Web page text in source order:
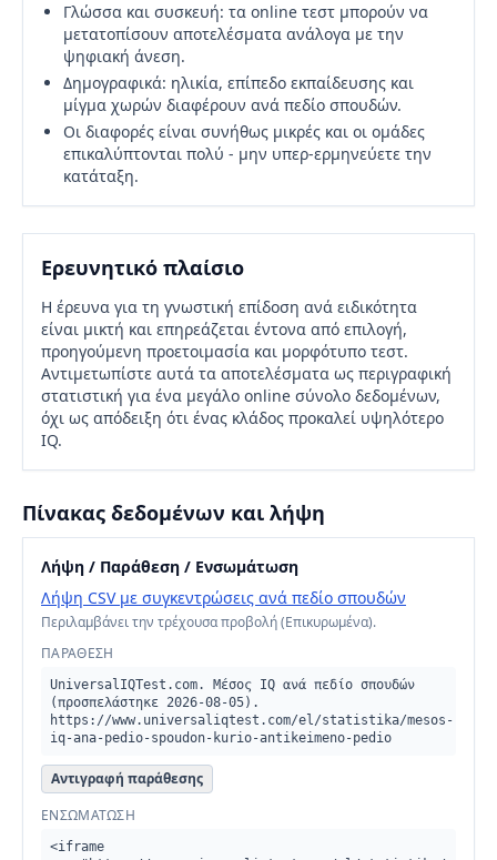
Γλώσσα και συσκευή: τα online τεστ μπορούν να
μετατοπίσουν αποτελέσματα ανάλογα με την
ψηφιακή άνεση.
Δημογραφικά: ηλικία, επίπεδο εκπαίδευσης και
μίγμα χωρών διαφέρουν ανά πεδίο σπουδών.
Οι διαφορές είναι συνήθως μικρές και οι ομάδες
επικαλύπτονται πολύ - μην υπερ-ερμηνεύετε την
κατάταξη.
Ερευνητικό πλαίσιο
Η έρευνα για τη γνωστική επίδοση ανά ειδικότητα
είναι μικτή και επηρεάζεται έντονα από επιλογή,
προηγούμενη προετοιμασία και μορφότυπο τεστ.
Αντιμετωπίστε αυτά τα αποτελέσματα ως περιγραφική
στατιστική για ένα μεγάλο online σύνολο δεδομένων,
όχι ως απόδειξη ότι ένας κλάδος προκαλεί υψηλότερο
IQ.
Πίνακας δεδομένων και λήψη
Λήψη / Παράθεση / Ενσωμάτωση
Λήψη CSV με συγκεντρώσεις ανά πεδίο σπουδών
Περιλαμβάνει την τρέχουσα προβολή (Επικυρωμένα).
ΠΑΡΆΘΕΣΗ
UniversalIQTest.com. Μέσος IQ ανά πεδίο σπουδών
(προσπελάστηκε 2026-08-05).
https://www.universaliqtest.com/el/statistika/mesos-
iq-ana-pedio-spoudon-kurio-antikeimeno-pedio
Αντιγραφή παράθεσης
ΕΝΣΩΜΆΤΩΣΗ
<iframe